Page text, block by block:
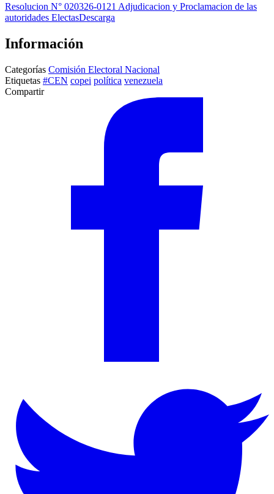
Resolucion N° 020326-0121 Adjudicacion y Proclamacion de las
autoridades ElectasDescarga
Información
Categorías Comisión Electoral Nacional
Etiquetas #CEN copei política venezuela
Compartir